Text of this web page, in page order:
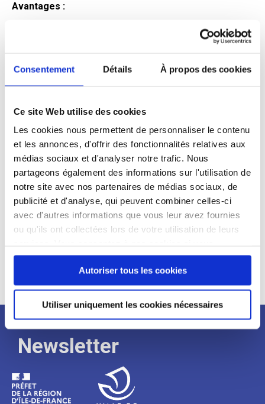
Consentement Détails À propos des cookies
Ce site Web utilise des cookies
Les cookies nous permettent de personnaliser le contenu
et les annonces, d'offrir des fonctionnalités relatives aux
médias sociaux et d'analyser notre trafic. Nous
partageons également des informations sur l'utilisation de
notre site avec nos partenaires de médias sociaux, de
publicité et d'analyse, qui peuvent combiner celles-ci
avec d'autres informations que vous leur avez fournies
ou qu'ils ont collectées lors de votre utilisation de leurs
continuez à utiliser notre site Web.
Autoriser tous les cookies
Utiliser uniquement les cookies nécessaires
Avantages :
candidat
Qualifications et diplômes :
Profil recherché :
Expérience :
Processus
de
recrutement
Newsletter